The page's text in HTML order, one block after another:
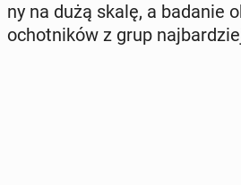
ny na dużą skalę, a badanie
ochot­ni­ków z grup